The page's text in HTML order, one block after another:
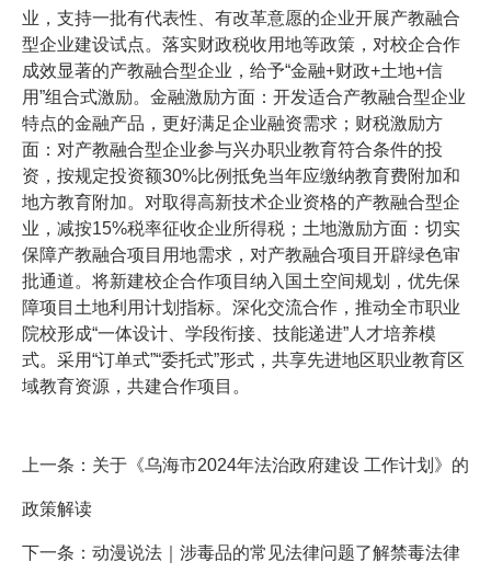
业，支持一批有代表性、有改革意愿的企业开展产教融合
型企业建设试点。落实财政税收用地等政策，对校企合作
成效显著的产教融合型企业，给予“金融+财政+土地+信
用”组合式激励。金融激励方面：开发适合产教融合型企业
特点的金融产品，更好满足企业融资需求；财税激励方
面：对产教融合型企业参与兴办职业教育符合条件的投
资，按规定投资额30%比例抵免当年应缴纳教育费附加和
地方教育附加。对取得高新技术企业资格的产教融合型企
业，减按15%税率征收企业所得税；土地激励方面：切实
保障产教融合项目用地需求，对产教融合项目开辟绿色审
批通道。将新建校企合作项目纳入国土空间规划，优先保
障项目土地利用计划指标。深化交流合作，推动全市职业
院校形成“一体设计、学段衔接、技能递进”人才培养模
式。采用“订单式”“委托式”形式，共享先进地区职业教育区
域教育资源，共建合作项目。
上一条： 关于《乌海市2024年法治政府建设 工作计划》的
政策解读
下一条： 动漫说法｜涉毒品的常见法律问题了解禁毒法律